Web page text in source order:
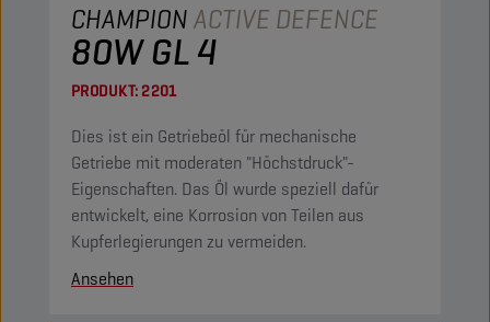
CHAMPIONACTIVE DEFENCE
80W GL 4
PRODUKT:2201
Dies ist ein Getriebeöl für mechanische
Getriebe mit moderaten "Höchstdruck"-
Eigenschaften. Das Öl wurde speziell dafür
entwickelt, eine Korrosion von Teilen aus
Kupferlegierungen zu vermeiden.
Ansehen